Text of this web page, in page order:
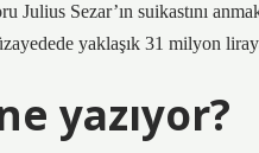
Julius Sezar’ın suikastını
yaklaşık 31 milyon
yazıyor?